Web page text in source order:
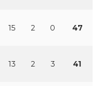
15 2 0 47
13 2 3 41